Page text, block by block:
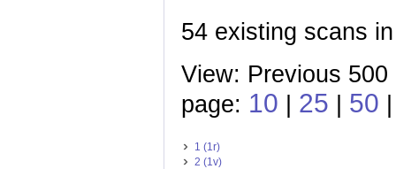
54 existing scans
View: Previous
page: 10 25 50
1 (1r)
2 (1v)